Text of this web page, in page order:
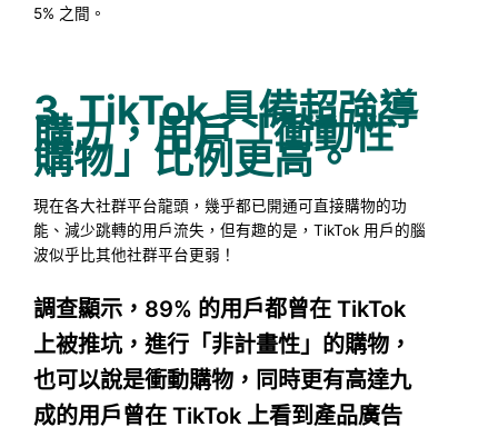
5% 之間。
3. TikTok 具備超強導
購力，用戶「衝動性
購物」比例更高。
現在各大社群平台龍頭，幾乎都已開通可直接購物的功
能、減少跳轉的用戶流失，但有趣的是，TikTok 用戶的腦
波似乎比其他社群平台更弱！
調查顯示，89% 的用戶都曾在 TikTok
上被推坑，進行「非計畫性」的購物，
也可以說是衝動購物，同時更有高達九
成的用戶曾在 TikTok 上看到產品廣告